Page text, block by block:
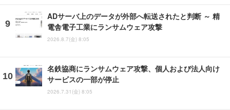
ADサーバ上のデータが外部へ転送されたと判断 ～ 精
電舎電子工業にランサムウェア攻撃
2026.8.7(金) 8:05
名鉄協商にランサムウェア攻撃、個人および法人向け
サービスの一部が停止
2026.7.31(金) 8:05